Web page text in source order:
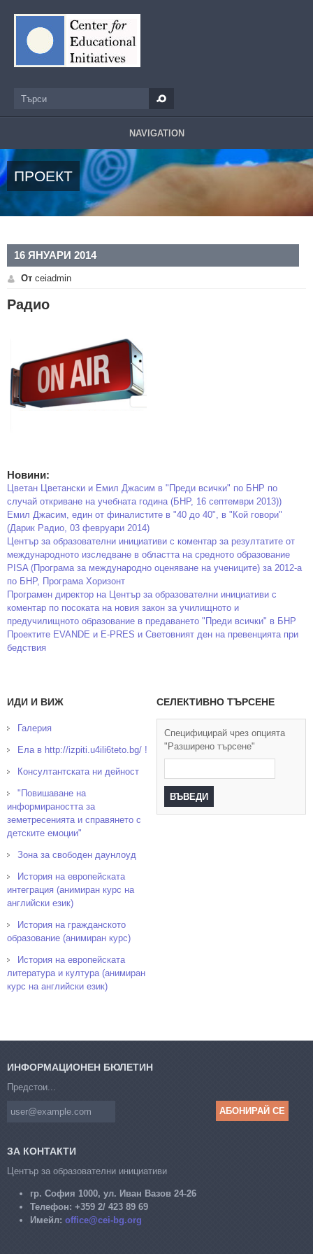
Търси
NAVIGATION
ПРОЕКТ
16 ЯНУАРИ 2014
От ceiadmin
Радио
Новини:
Цветан Цветански и Емил Джасим в "Преди всички" по БНР по
случай откриване на учебната година (БНР, 16 септември 2013))
Емил Джасим, един от финалистите в "40 до 40", в "Кой говори"
(Дарик Радио, 03 февруари 2014)
Център за образователни инициативи с коментар за резултатите от
международното изследване в областта на средното образование
PISA (Програма за международно оценяване на учениците) за 2012-а
по БНР, Програма Хоризонт
Програмен директор на Център за образователни инициативи с
коментар по посоката на новия закон за училищното и
предучилищното образование в предаването "Преди всички" в БНР
Проектите EVANDE и E-PRES и Световният ден на превенцията при
бедствия
ИДИ И ВИЖ
Галерия
Ела в http://izpiti.u4ili6teto.bg/ !
Консултантската ни дейност
"Повишаване на
информираността за
земетресенията и справянето с
детските емоции"
Зона за свободен даунлоуд
История на европейската
интеграция (анимиран курс на
английски език)
История на гражданското
образование (анимиран курс)
История на европейската
литература и култура (анимиран
курс на английски език)
СЕЛЕКТИВНО ТЪРСЕНЕ
Специфицирай чрез опцията
"Разширено търсене"
ИНФОРМАЦИОНЕН БЮЛЕТИН
Предстои...
ЗА КОНТАКТИ
Център за образователни инициативи
гр. София 1000, ул. Иван Вазов 24-26
Телефон: +359 2/ 423 89 69
Имейл: office@cei-bg.org